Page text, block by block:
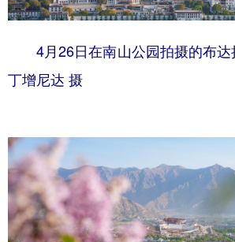
4月26日在南山公园拍摄的布达
丁增尼达 摄